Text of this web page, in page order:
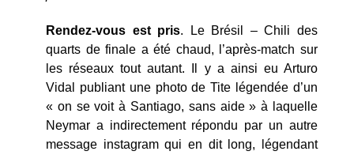
Rendez-vous est pris. Le Brésil – Chili des
quarts de finale a été chaud, l’après-match sur
les réseaux tout autant. Il y a ainsi eu Arturo
Vidal publiant une photo de Tite légendée d’un
« on se voit à Santiago, sans aide » à laquelle
Neymar a indirectement répondu par un autre
message instagram qui en dit long, légendant